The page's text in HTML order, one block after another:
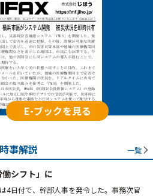
E-ブックを見る
時事解説 一覧
シフト」に
4日付で、幹部人事を発令した。事務次官